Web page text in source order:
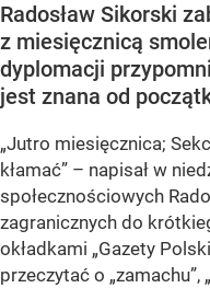
Radosław Sikorski
z miesięcznicą
dyplomacji
jest znana od
„Jutro miesięcznica;
kłamać” – napisał w
społecznościowych
zagranicznych do
okładkami „Gazety
przeczytać o „zamachu”,